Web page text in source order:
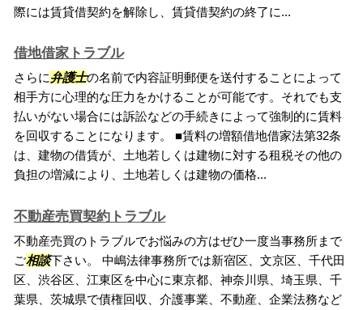
際には賃貸借契約を解除し、賃貸借契約の終了に...
借地借家トラブル
さらに弁護士の名前で内容証明郵便を送付することによって
相手方に心理的な圧力をかけることが可能です。それでも支
払いがない場合には訴訟などの手続きによって強制的に賃料
を回収することになります。 ■賃料の増額借地借家法第32条
は、建物の借賃が、土地若しくは建物に対する租税その他の
負担の増減により、土地若しくは建物の価格...
不動産売買契約トラブル
不動産売買のトラブルでお悩みの方はぜひ一度当事務所まで
ご相談下さい。 中嶋法律事務所では新宿区、文京区、千代田
区、渋谷区、江東区を中心に東京都、神奈川県、埼玉県、千
葉県、茨城県で債権回収、介護事業、不動産、企業法務など